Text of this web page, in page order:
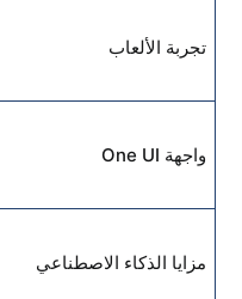
تجربة الألعاب
واجهة One UI
مزايا الذكاء الاصطناعي